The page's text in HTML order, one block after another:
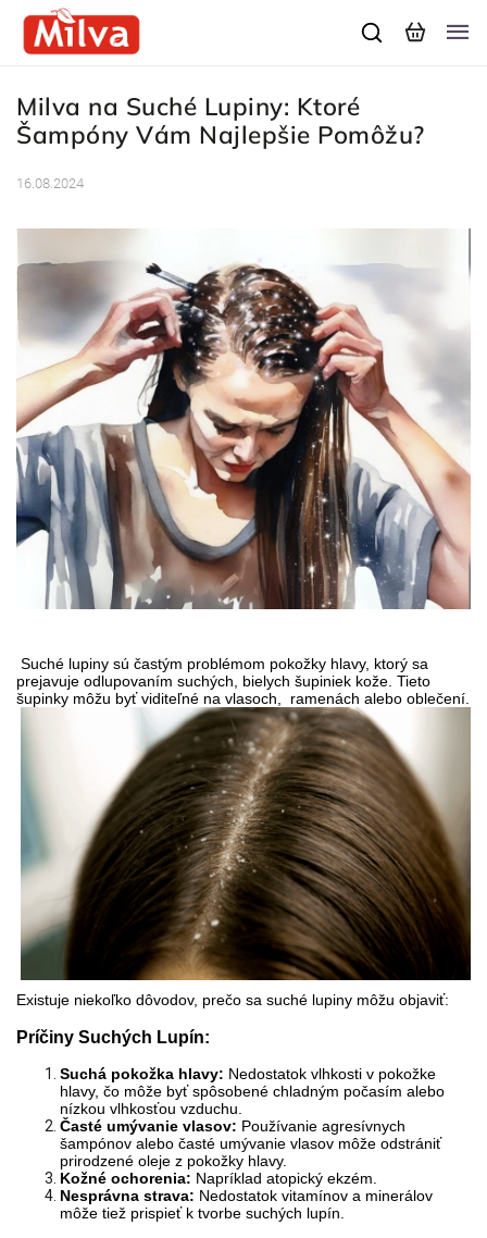
Milva na Suché Lupiny: Ktoré
Šampóny Vám Najlepšie Pomôžu?
16.08.2024
Suché lupiny sú častým problémom pokožky hlavy, ktorý sa
prejavuje odlupovaním suchých, bielych šupiniek kože. Tieto
šupinky môžu byť viditeľné na vlasoch,
ramenách alebo oblečení.
Existuje niekoľko dôvodov, prečo sa suché lupiny môžu objaviť:
Príčiny Suchých Lupín:
Suchá pokožka hlavy: Nedostatok vlhkosti v pokožke
hlavy, čo môže byť spôsobené chladným počasím alebo
nízkou vlhkosťou vzduchu.
Časté umývanie vlasov: Používanie agresívnych
šampónov alebo časté umývanie vlasov môže odstrániť
prirodzené oleje z pokožky hlavy.
Kožné ochorenia: Napríklad atopický ekzém.
Nesprávna strava: Nedostatok vitamínov a minerálov
môže tiež prispieť k tvorbe suchých lupín.